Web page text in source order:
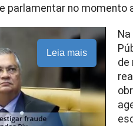
parlamentar no momento
Leia mais
de